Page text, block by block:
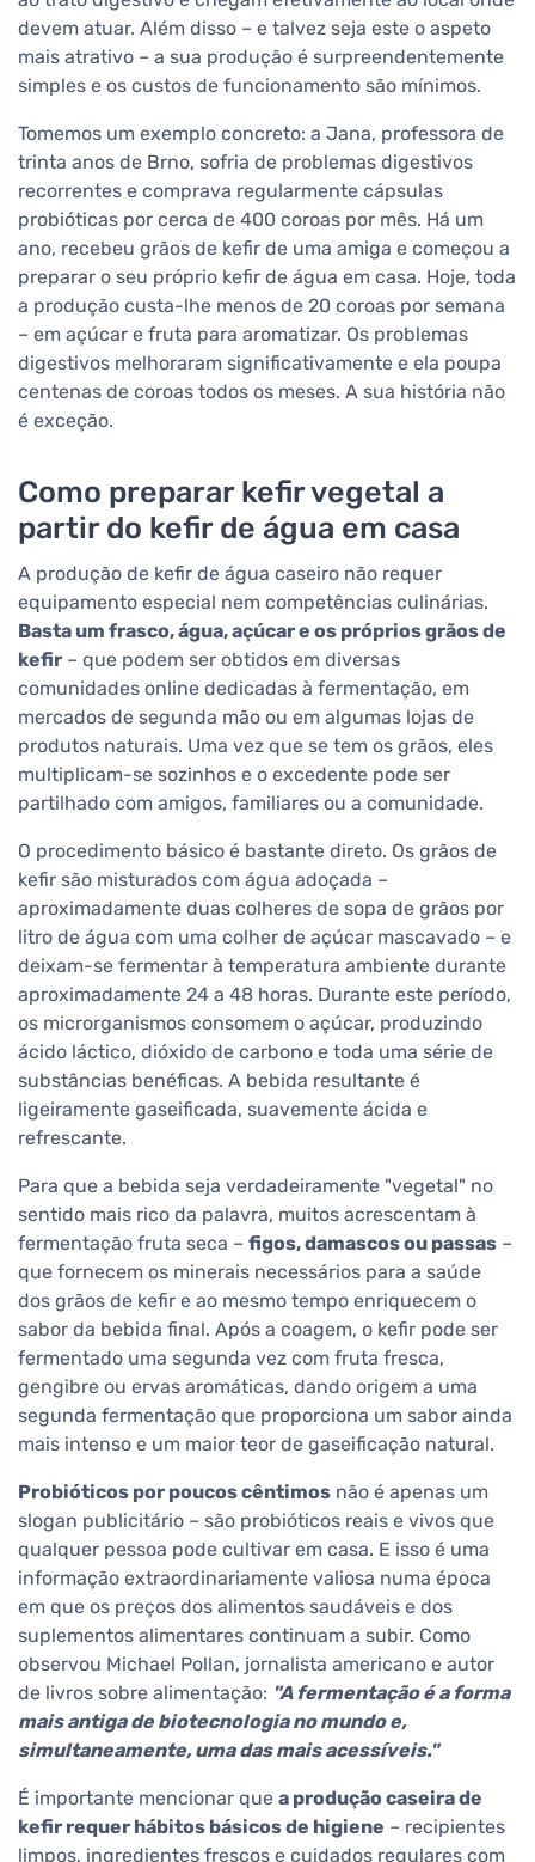
devem atuar. Além disso – e talvez seja este o aspeto
mais atrativo – a sua produção é surpreendentemente
simples e os custos de funcionamento são mínimos.
Tomemos um exemplo concreto: a Jana, professora de
trinta anos de Brno, sofria de problemas digestivos
recorrentes e comprava regularmente cápsulas
probióticas por cerca de 400 coroas por mês. Há um
ano, recebeu grãos de kefir de uma amiga e começou a
preparar o seu próprio kefir de água em casa. Hoje, toda
a produção custa-lhe menos de 20 coroas por semana
– em açúcar e fruta para aromatizar. Os problemas
digestivos melhoraram significativamente e ela poupa
centenas de coroas todos os meses. A sua história não
é exceção.
Como preparar kefir vegetal a
partir do kefir de água em casa
A produção de kefir de água caseiro não requer
equipamento especial nem competências culinárias.
Basta um frasco, água, açúcar e os próprios grãos de
kefir – que podem ser obtidos em diversas
comunidades online dedicadas à fermentação, em
mercados de segunda mão ou em algumas lojas de
produtos naturais. Uma vez que se tem os grãos, eles
multiplicam-se sozinhos e o excedente pode ser
partilhado com amigos, familiares ou a comunidade.
O procedimento básico é bastante direto. Os grãos de
kefir são misturados com água adoçada –
aproximadamente duas colheres de sopa de grãos por
litro de água com uma colher de açúcar mascavado – e
deixam-se fermentar à temperatura ambiente durante
aproximadamente 24 a 48 horas. Durante este período,
os microrganismos consomem o açúcar, produzindo
ácido láctico, dióxido de carbono e toda uma série de
substâncias benéficas. A bebida resultante é
ligeiramente gaseificada, suavemente ácida e
refrescante.
Para que a bebida seja verdadeiramente "vegetal" no
sentido mais rico da palavra, muitos acrescentam à
fermentação fruta seca – figos, damascos ou passas –
que fornecem os minerais necessários para a saúde
dos grãos de kefir e ao mesmo tempo enriquecem o
sabor da bebida final. Após a coagem, o kefir pode ser
fermentado uma segunda vez com fruta fresca,
gengibre ou ervas aromáticas, dando origem a uma
segunda fermentação que proporciona um sabor ainda
mais intenso e um maior teor de gaseificação natural.
Probióticos por poucos cêntimos não é apenas um
slogan publicitário – são probióticos reais e vivos que
qualquer pessoa pode cultivar em casa. E isso é uma
informação extraordinariamente valiosa numa época
em que os preços dos alimentos saudáveis e dos
suplementos alimentares continuam a subir. Como
observou Michael Pollan, jornalista americano e autor
de livros sobre alimentação: "A fermentação é a forma
mais antiga de biotecnologia no mundo e,
simultaneamente, uma das mais acessíveis."
É importante mencionar que a produção caseira de
kefir requer hábitos básicos de higiene – recipientes
limpos, ingredientes frescos e cuidados regulares com